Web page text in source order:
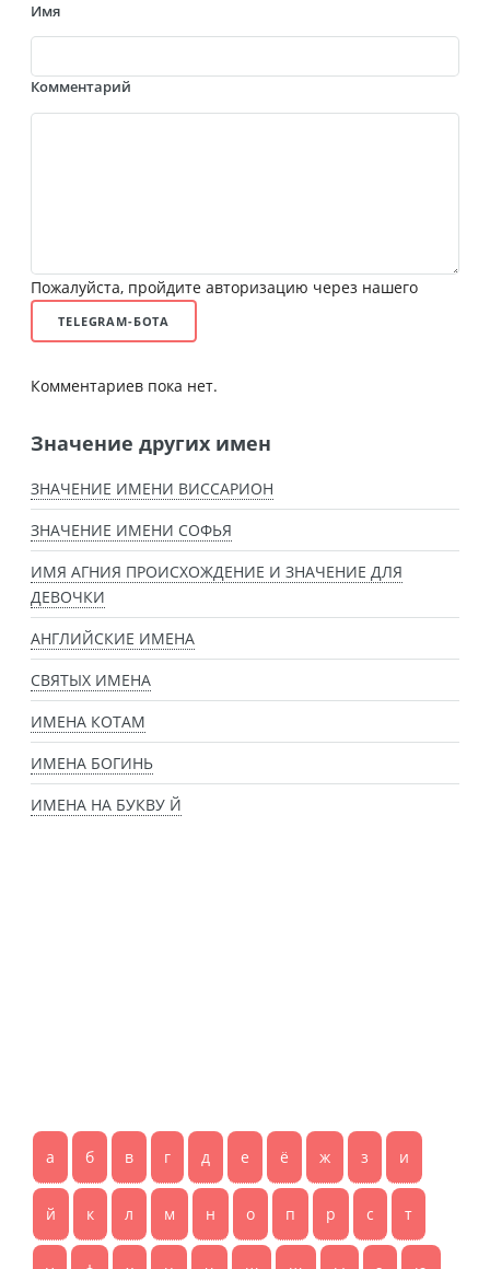
Имя
Комментарий
Пожалуйста, пройдите авторизацию через нашего
TELEGRAM-БОТА
Комментариев пока нет.
Значение других имен
ЗНАЧЕНИЕ ИМЕНИ ВИССАРИОН
ЗНАЧЕНИЕ ИМЕНИ СОФЬЯ
ИМЯ АГНИЯ ПРОИСХОЖДЕНИЕ И ЗНАЧЕНИЕ ДЛЯ
ДЕВОЧКИ
АНГЛИЙСКИЕ ИМЕНА
СВЯТЫХ ИМЕНА
ИМЕНА КОТАМ
ИМЕНА БОГИНЬ
ИМЕНА НА БУКВУ Й
а б в г д е ё ж з и
й к л м н о п р с т